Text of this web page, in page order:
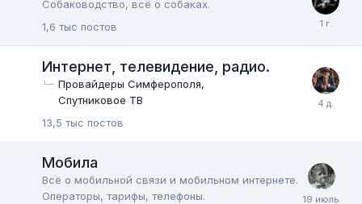
Собаководство, всё о собаках.
1,6 тыс постов
Интернет, телевидение, радио.
Провайдеры Симферополя
Спутниковое ТВ
13,5 тыс постов
Мобила
Всё о мобильной связи и мобильном интернете.
Операторы, тарифы, телефоны.